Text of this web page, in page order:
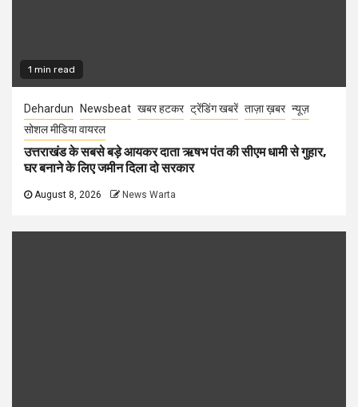
1 min read
Dehardun Newsbeat खबर हटकर ट्रेंडिंग खबरें ताज़ा ख़बर न्यूज़
सोशल मीडिया वायरल
उत्तराखंड के सबसे बड़े आयकर दाता ऋषभ पंत की सीएम धामी से गुहार,
घर बनाने के लिए जमीन दिला दो सरकार
August 8, 2026 News Warta